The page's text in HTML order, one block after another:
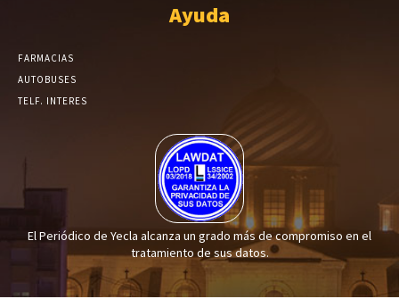
Ayuda
FARMACIAS
AUTOBUSES
TELF. INTERES
El Periódico de Yecla alcanza un grado más de compromiso en el
tratamiento de sus datos.